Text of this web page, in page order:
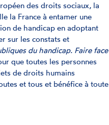
des droits sociaux, la
la France à entamer une
de handicap en adoptant
sur les constats et
du handicap. Faire face
que toutes les personnes
de droits humains
et tous et bénéfice à toute